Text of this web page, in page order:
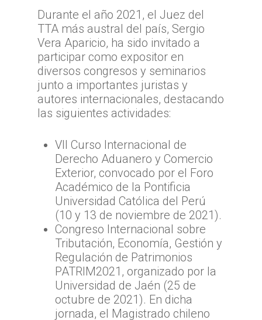
Durante el año 2021, el Juez del
TTA más austral del país, Sergio
Vera Aparicio, ha sido invitado a
participar como expositor en
diversos congresos y seminarios
junto a importantes juristas y
autores internacionales, destacando
las siguientes actividades:
VII Curso Internacional de
Derecho Aduanero y Comercio
Exterior, convocado por el Foro
Académico de la Pontificia
Universidad Católica del Perú
(10 y 13 de noviembre de 2021).
Congreso Internacional sobre
Tributación, Economía, Gestión y
Regulación de Patrimonios
PATRIM2021, organizado por la
Universidad de Jaén (25 de
octubre de 2021). En dicha
jornada, el Magistrado chileno
TTA
Qué es TTA
Estadísticas TTA
TTA Transparente
Solicitud de acceso a la
información
Qué y cómo
Qué reclamar
Procedimientos y
Reclamación
Cómo presentar un
Actividad TTA
Normativa
Jurisprudencia
Validador de
Certificados de
OJVTTA
Tribunales por
Zona Norte
Parinacota
TTA de la Región de
TTA de la Región de
Antofagasta
TTA de la Región de
TTA de la Región de
Coquimbo
TTA de la Región de
Valparaíso
TTA de la Región
Metropolitana
TTA de la Región del
Libertador General
O`Higgins
TTA de la Región del
Zona Sur
TTA de la Región
Región del BioBío
TTA de la Región de
Araucanía
TTA de la Región de
TTA de la Región de
Lagos
TTA de la Región de
del General Carlos
Noticias
OFICINA JUDICIAL
TTA
Atención Soporte
Lunes a Viernes entre
08:00 a 17:00